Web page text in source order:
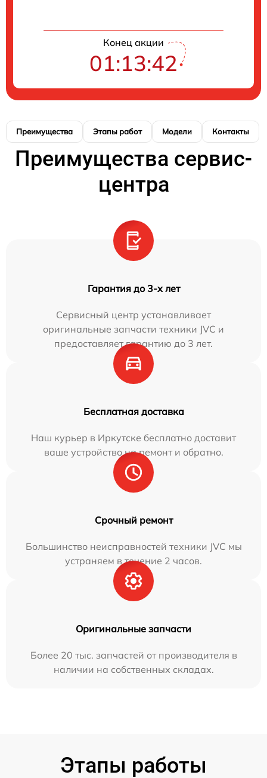
Конец акции
01:13:42
Преимущества Этапы работ Модели Контакты
Преимущества сервис-
центра
Гарантия до 3-х лет
Сервисный центр устанавливает
оригинальные запчасти техники JVC и
предоставляет гарантию до 3 лет.
Бесплатная доставка
Наш курьер в Иркутске бесплатно доставит
ваше устройство на ремонт и обратно.
Срочный ремонт
Большинство неисправностей техники JVC мы
устраняем в течение 2 часов.
Оригинальные запчасти
Более 20 тыс. запчастей от производителя в
наличии на собственных складах.
Этапы работы